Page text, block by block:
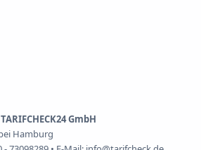
TARIFCHECK24 GmbH
Hamburg